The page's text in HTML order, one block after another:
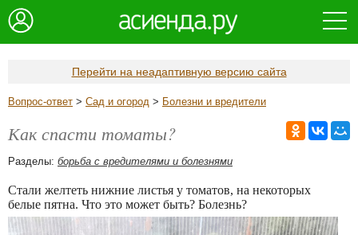
Перейти на неадаптивную версию сайта
Вопрос-ответ > Сад и огород > Болезни и вредители
Как спасти томаты?
Разделы: борьба с вредителями и болезнями
Стали желтеть нижние листья у томатов, на некоторых
белые пятна. Что это может быть? Болезнь?